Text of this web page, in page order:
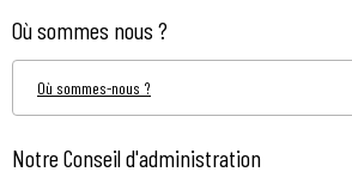
Où sommes nous ?
Où sommes-nous ?
Notre Conseil d'administration